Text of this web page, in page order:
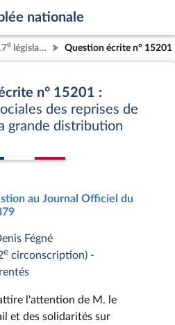
nationale
e législature Question écrite n° 15201
n° 15201 :
des reprises de
grande distribution
au Journal Officiel du
Fégné
e circonscription) -
l'attention de M. le
et des solidarités sur